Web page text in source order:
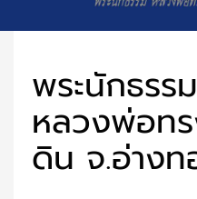
พระนักธร
หลวงพ่อท
ดิน จ.อ่างท